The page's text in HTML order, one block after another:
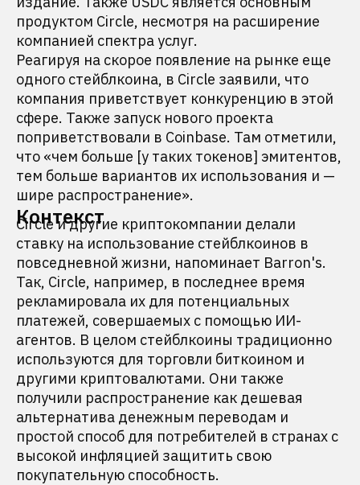
продуктом Circle, несмотря на расширение
компанией спектра услуг.
Реагируя на скорое появление на рынке еще
одного стейблкоина, в Circle заявили, что
компания приветствует конкуренцию в этой
сфере. Также запуск нового проекта
поприветствовали в Coinbase. Там отметили,
что «чем больше [у таких токенов] эмитентов,
тем больше вариантов их использования и —
шире распространение».
Контекст
Circle и другие криптокомпании делали
ставку на использование стейблкоинов в
повседневной жизни, напоминает Barron's.
Так, Circle, например, в последнее время
рекламировала их для потенциальных
платежей, совершаемых с помощью ИИ-
агентов. В целом стейблкоины традиционно
используются для торговли биткоином и
другими криптовалютами. Они также
получили распространение как дешевая
альтернатива денежным переводам и
простой способ для потребителей в странах с
высокой инфляцией защитить свою
покупательную способность.